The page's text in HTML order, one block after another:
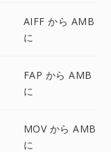
AIFF から AMB
に
FAP から AMB
に
MOV から AMB
に